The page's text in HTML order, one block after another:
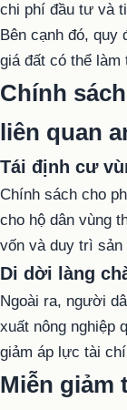
chi phí đầu tư và
Bên cạnh đó, quy
giá đất có thể làm
Chính
liên quan
Tái định cư
Chính sách cho
cho hộ dân vùng
vốn và duy trì sản
Di dời làng
Ngoài ra, người
xuất nông nghiệp
giảm áp lực tài
Miễn giảm